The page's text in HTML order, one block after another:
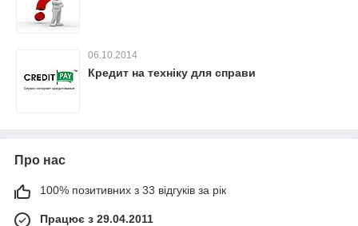
06.10.2014
Кредит на техніку для справи
Про нас
100% позитивних з 33 відгуків за рік
Працює з 29.04.2011